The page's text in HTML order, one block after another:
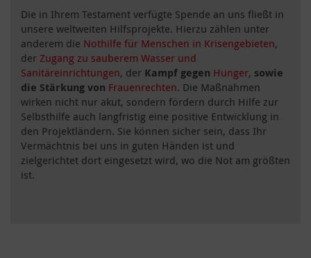
Die in Ihrem Testament verfügte Spende an uns fließt in
unsere weltweiten Hilfsprojekte. Hierzu zählen unter
anderem die Nothilfe für Menschen in Krisengebieten,
der Zugang zu sauberem Wasser und
Sanitäreinrichtungen, der Kampf gegen Hunger, sowie
die Stärkung von Frauenrechten. Die Maßnahmen
wirken nicht nur akut, sondern fördern durch Hilfe zur
Selbsthilfe auch langfristig eine positive Entwicklung in
den Projektländern. Sie können sicher sein, dass Ihr
Vermächtnis bei uns in guten Händen ist und
zielgerichtet dort eingesetzt wird, wo die Not am größten
ist.